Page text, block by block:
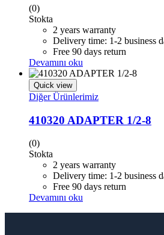
(0)
Stokta
2 years warranty
Delivery time: 1-2 business
Free 90 days return
Devamını oku
Quick view
Diğer Ürünlerimiz
410320 ADAPTER 1/2-8
(0)
Stokta
2 years warranty
Delivery time: 1-2 business
Free 90 days return
Devamını oku